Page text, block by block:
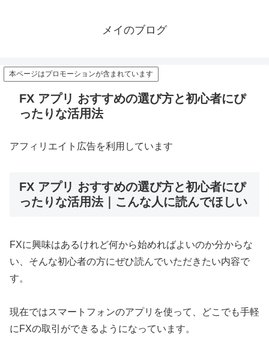
メイのブログ
本ページはプロモーションが含まれています
FX アプリ おすすめの選び方と初心者にぴ
ったりな活用法
アフィリエイト広告を利用しています
FX アプリ おすすめの選び方と初心者にぴ
ったりな活用法｜こんな人に読んでほしい
FXに興味はあるけれど何から始めればよいのか分からな
い、そんな初心者の方にぜひ読んでいただきたい内容で
す。
現在ではスマートフォンのアプリを使って、どこでも手軽
にFXの取引ができるようになっています。